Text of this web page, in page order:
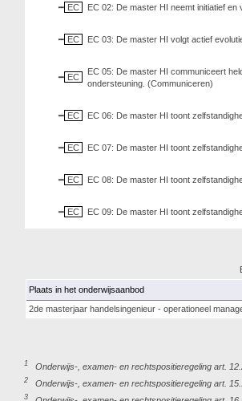
EC EC 02: De master HI neemt initiatief
EC EC 03: De master HI volgt actief
EC
EC 05: De master HI communiceert
ondersteuning. (Communiceren)
EC EC 06: De master HI toont
EC EC 07: De master HI toont
EC EC 08: De master HI toont
EC EC 09: De master HI toont
Plaats in het onderwijsaanbod
2de masterjaar handelsingenieur - operationeel
1 Onderwijs-, examen- en rechtspositieregeling art.
2 Onderwijs-, examen- en rechtspositieregeling art.
3